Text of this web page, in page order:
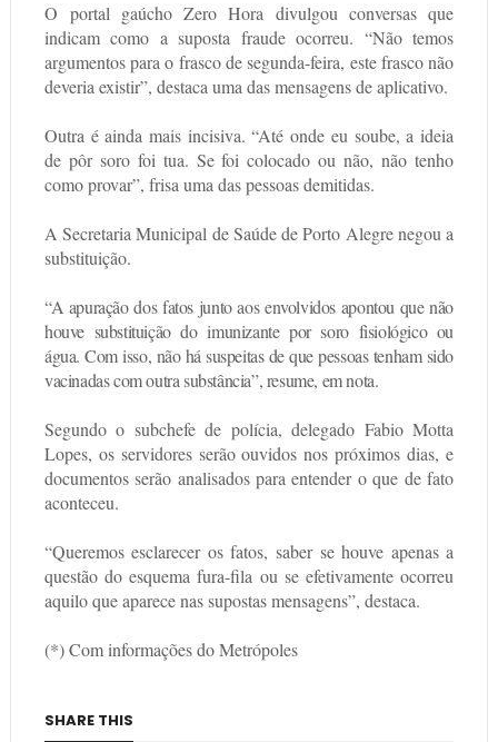
O portal gaúcho Zero Hora divulgou conversas que
indicam como a suposta fraude ocorreu. “Não temos
argumentos para o frasco de segunda-feira, este frasco não
deveria existir”, destaca uma das mensagens de aplicativo.
Outra é ainda mais incisiva. “Até onde eu soube, a ideia
de pôr soro foi tua. Se foi colocado ou não, não tenho
como provar”, frisa uma das pessoas demitidas.
A Secretaria Municipal de Saúde de Porto Alegre negou a
substituição.
“A apuração dos fatos junto aos envolvidos apontou que não
houve substituição do imunizante por soro fisiológico ou
água. Com isso, não há suspeitas de que pessoas tenham sido
vacinadas com outra substância”, resume, em nota.
Segundo o subchefe de polícia, delegado Fabio Motta
Lopes, os servidores serão ouvidos nos próximos dias, e
documentos serão analisados para entender o que de fato
aconteceu.
“Queremos esclarecer os fatos, saber se houve apenas a
questão do esquema fura-fila ou se efetivamente ocorreu
aquilo que aparece nas supostas mensagens”, destaca.
(*) Com informações do Metrópoles
SHARE THIS